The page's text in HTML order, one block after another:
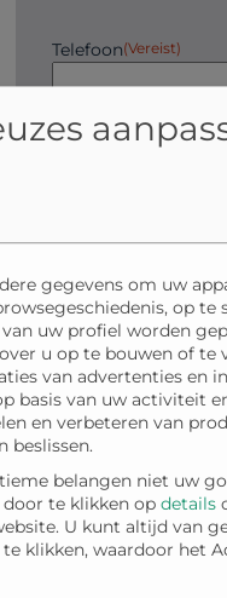
Telefoon(Vereist)
gegevens om uw
op te
uw profiel worden
u op te bouwen of te
van advertenties en
basis van uw activiteit
en verbeteren van
beslissen.
belangen niet uw
te klikken op details
U kunt altijd van
klikken, waardoor het